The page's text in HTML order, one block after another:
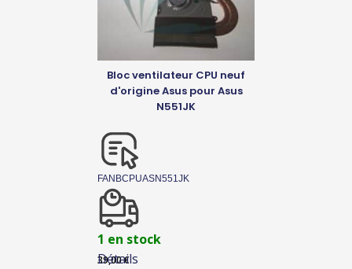
Détails
Bloc ventilateur CPU neuf
d'origine Asus pour Asus
N551JK
FANBCPUASN551JK
1 en stock
39,00€